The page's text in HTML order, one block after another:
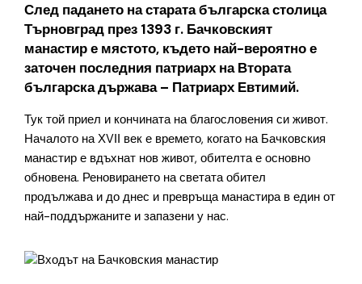
След падането на старата българска столица
Търновград през 1393 г. Бачковският
манастир е мястото, където най-вероятно е
заточен последния патриарх на Втората
българска държава – Патриарх Евтимий.
Тук той приел и кончината на благословения си живот.
Началото на ХVІІ век е времето, когато на Бачковския
манастир е вдъхнат нов живот, обителта е основно
обновена. Реновирането на светата обител
продължава и до днес и превръща манастира в един от
най-поддържаните и запазени у нас.